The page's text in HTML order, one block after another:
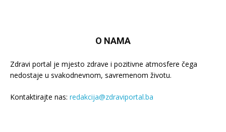
O NAMA
Zdravi portal je mjesto zdrave i pozitivne atmosfere čega
nedostaje u svakodnevnom, savremenom životu.
Kontaktirajte nas: redakcija@zdraviportal.ba